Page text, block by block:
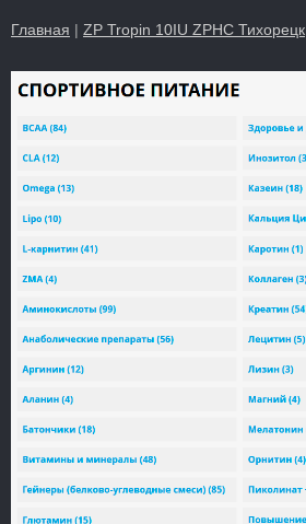
Главная | ZP Tropin 10IU ZPHC Тихорецк